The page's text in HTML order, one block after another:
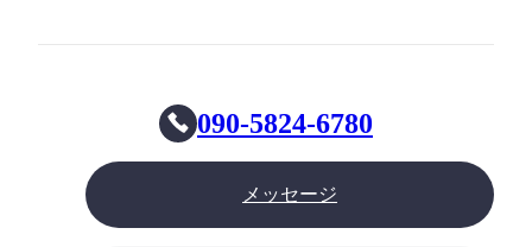
090-5824-6780
メッセージ